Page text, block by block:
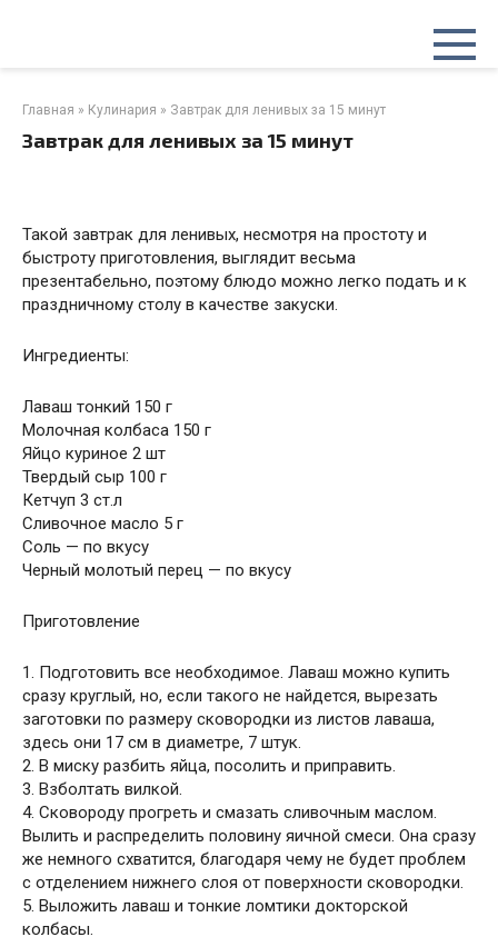
Главная » Кулинария » Завтрак для ленивых за 15 минут
Завтрак для ленивых за 15 минут
Такой завтрак для ленивых, несмотря на простоту и
быстроту приготовления, выглядит весьма
презентабельно, поэтому блюдо можно легко подать и к
праздничному столу в качестве закуски.
Ингредиенты:
Лаваш тонкий 150 г
Молочная колбаса 150 г
Яйцо куриное 2 шт
Твердый сыр 100 г
Кетчуп 3 ст.л
Сливочное масло 5 г
Соль — по вкусу
Черный молотый перец — по вкусу
Приготовление
1. Подготовить все необходимое. Лаваш можно купить
сразу круглый, но, если такого не найдется, вырезать
заготовки по размеру сковородки из листов лаваша,
здесь они 17 см в диаметре, 7 штук.
2. В миску разбить яйца, посолить и приправить.
3. Взболтать вилкой.
4. Сковороду прогреть и смазать сливочным маслом.
Вылить и распределить половину яичной смеси. Она сразу
же немного схватится, благодаря чему не будет проблем
с отделением нижнего слоя от поверхности сковородки.
5. Выложить лаваш и тонкие ломтики докторской
колбасы.